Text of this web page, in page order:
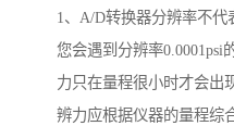
1、A/D转换器分辨率不
您会遇到分辨率0.0001psi
力只在量程很小时才会出
辨力应根据仪器的量程综